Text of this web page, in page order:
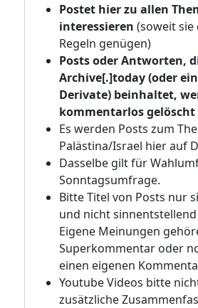
Postet hier zu allen
interessieren (soweit sie
Regeln genügen)
Posts oder Antworten,
Archive[.]today (oder
Derivate) beinhaltet,
kommentarlos gelöscht
Es werden Posts zum
Palästina/Israel hier auf
Dasselbe gilt für
Sonntagsumfrage.
Bitte Titel von Posts nur
und nicht
Eigene Meinungen
Superkommentar oder
einen eigenen
Youtube Videos bitte
zusätzliche